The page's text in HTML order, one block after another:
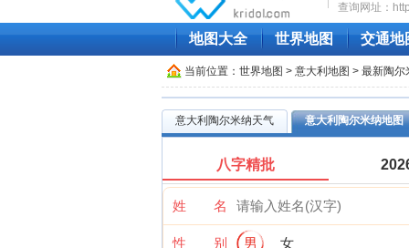
查询网址：
地图大全 世界地图 交通地
当前位置： 世界地图 > 意大利地图 > 最新陶尔
意大利陶尔米纳天气 意大利陶尔米纳地图
八字精批
姓 名
性 别 男 女